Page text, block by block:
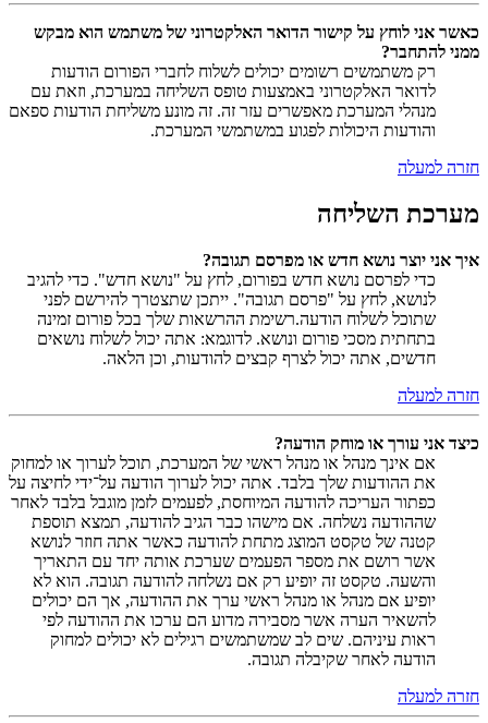
כאשר אני לוחץ על קישור הדואר האלקטרוני של משתמש הוא מבקש
ממני להתחבר?
רק משתמשים רשומים יכולים לשלוח לחברי הפורום הודעות
לדואר האלקטרוני באמצעות טופס השליחה במערכת, וזאת עם
מנהלי המערכת מאפשרים עזר זה. זה מונע משליחת הודעות ספאם
והודעות היכולות לפגוע במשתמשי המערכת.
חזרה למעלה
מערכת השליחה
איך אני יוצר נושא חדש או מפרסם תגובה?
כדי לפרסם נושא חדש בפורום, לחץ על "נושא חדש". כדי להגיב
לנושא, לחץ על "פרסם תגובה". ייתכן שתצטרך להירשם לפני
שתוכל לשלוח הודעה.רשימת ההרשאות שלך בכל פורום זמינה
בתחתית מסכי פורום ונושא. לדוגמא: אתה יכול לשלוח נושאים
חדשים, אתה יכול לצרף קבצים להודעות, וכן הלאה.
חזרה למעלה
כיצד אני עורך או מוחק הודעה?
אם אינך מנהל או מנהל ראשי של המערכת, תוכל לערוך או למחוק
את ההודעות שלך בלבד. אתה יכול לערוך הודעה על־ידי לחיצה על
כפתור העריכה להודעה המיוחסת, לפעמים לזמן מוגבל בלבד לאחר
שההודעה נשלחה. אם מישהו כבר הגיב להודעה, תמצא תוספת
קטנה של טקסט המוצג מתחת להודעה כאשר אתה חוזר לנושא
אשר רושם את מספר הפעמים שערכת אותה יחד עם התאריך
והשעה. טקסט זה יופיע רק אם נשלחה להודעה תגובה. הוא לא
יופיע אם מנהל או מנהל ראשי ערך את ההודעה, אך הם יכולים
להשאיר הערה אשר מסבירה מדוע הם ערכו את ההודעה לפי
ראות עיניהם. שים לב שמשתמשים רגילים לא יכולים למחוק
הודעה לאחר שקיבלה תגובה.
חזרה למעלה